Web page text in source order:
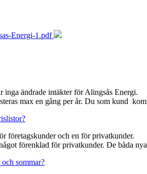
Energi-1.pdf
inga ändrade intäkter för Alingsås Energi.
max en gång per år. Du som kund
företagskunder och en för privatkunder.
förenklad för privatkunder. De båda
sommar?